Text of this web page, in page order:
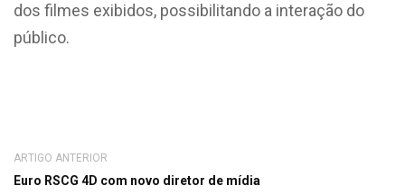
dos filmes exibidos, possibilitando a interação do
público.
ARTIGO ANTERIOR
Euro RSCG 4D com novo diretor de mídia